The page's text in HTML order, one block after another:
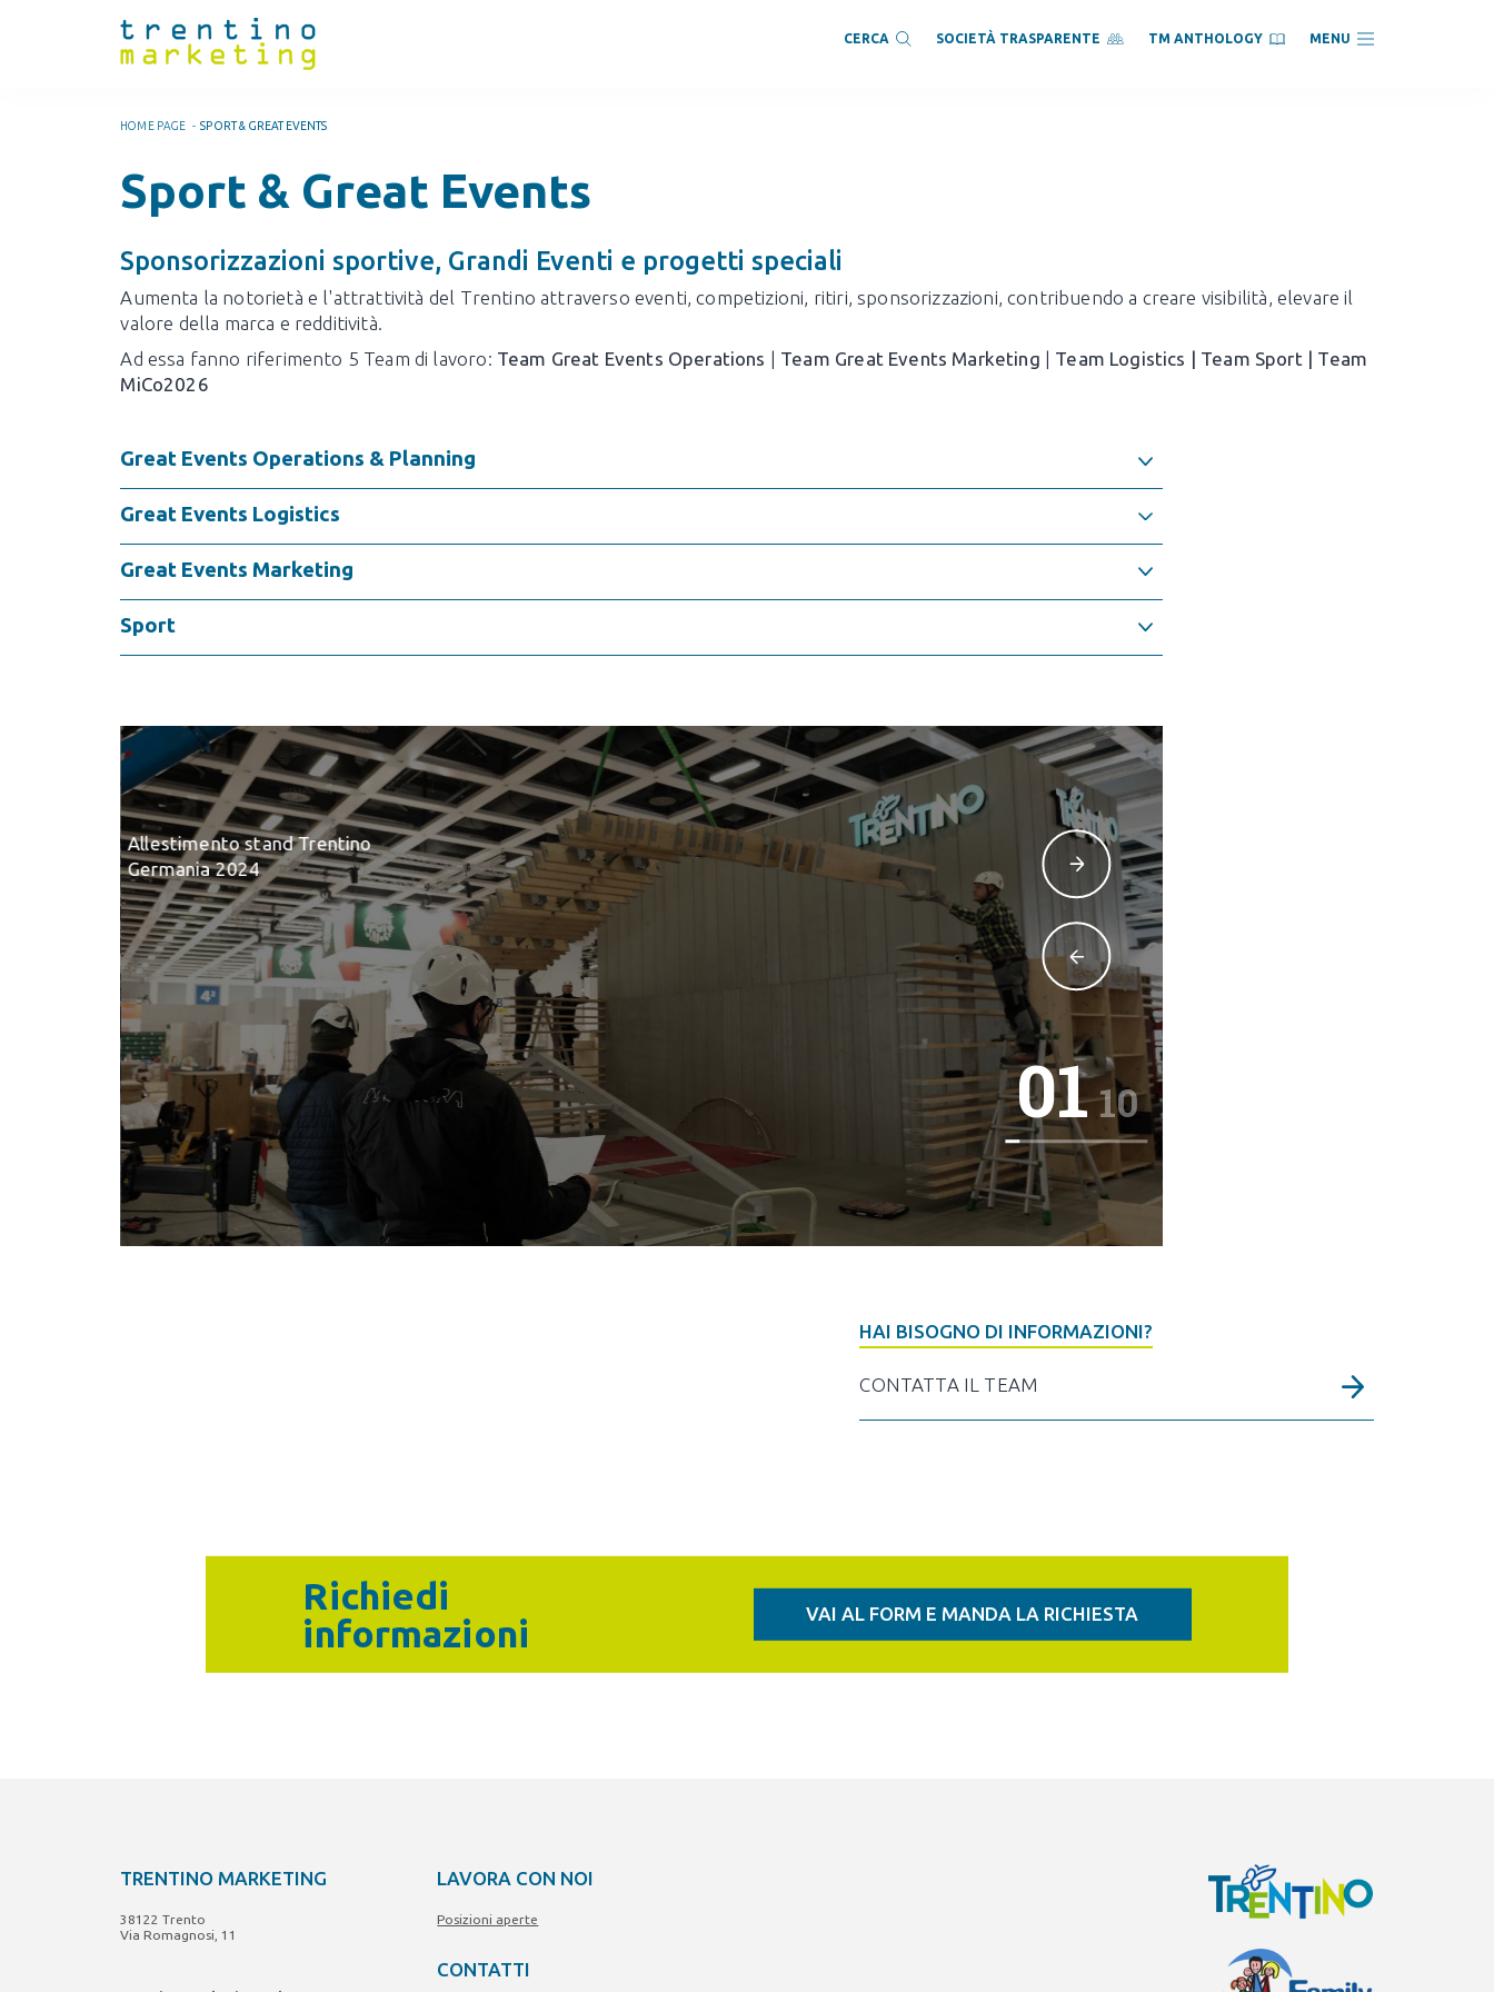
CERCA SOCIETÀ TRASPARENTE TM ANTHOLOGY MENU
HOME PAGE - SPORT & GREAT EVENTS
Sport & Great Events
Sponsorizzazioni sportive, Grandi Eventi e progetti speciali
Aumenta la notorietà e l'attrattività del Trentino attraverso eventi, competizioni, ritiri, sponsorizzazioni, contribuendo a creare visibilità, elevare il
valore della marca e redditività.
Ad essa fanno riferimento 5 Team di lavoro: Team Great Events Operations | Team Great Events Marketing | Team Logistics | Team Sport | Team
MiCo2026
Great Events Operations & Planning
Great Events Logistics
Great Events Marketing
Sport
Festival dello Sport
Piazza Duomo, Trento 2023
0210
HAI BISOGNO DI INFORMAZIONI?
CONTATTA IL TEAM
Richiedi
informazioni
VAI AL FORM E MANDA LA RICHIESTA
TRENTINO MARKETING
38122 Trento
Via Romagnosi, 11
LAVORA CON NOI
Posizioni aperte
CONTATTI